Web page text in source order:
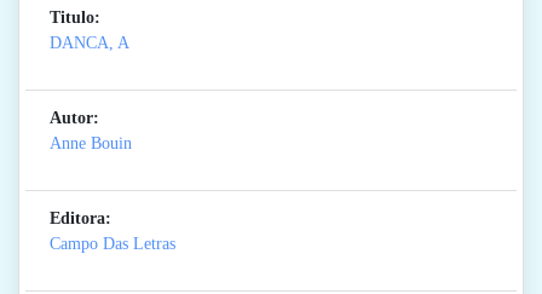
Titulo:
DANCA, A
Autor:
Anne Bouin
Editora:
Campo Das Letras